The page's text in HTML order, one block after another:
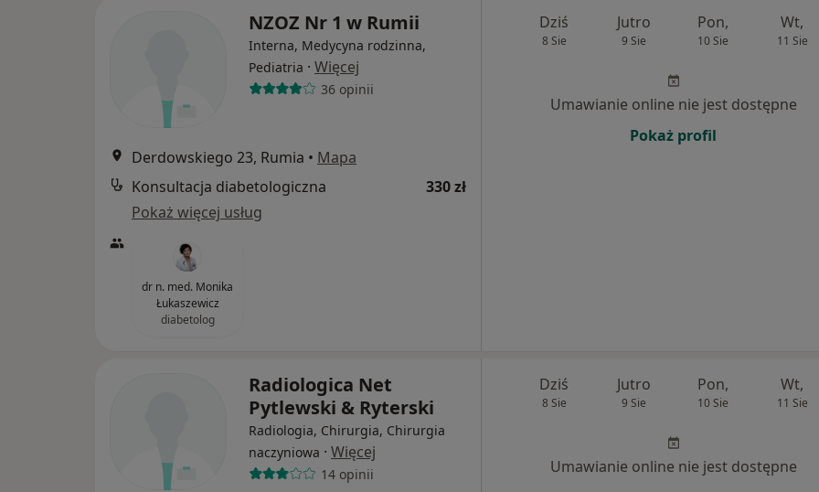
NZOZ Nr 1 w Rumii
Interna, Medycyna rodzinna,
Pediatria · Więcej
36 opinii
Derdowskiego 23, Rumia • Mapa
Konsultacja diabetologiczna
330 zł
Pokaż więcej usług
dr n. med. Monika
Łukaszewicz
diabetolog
Dziś
8 Sie
Jutro
9 Sie
Pon,
10 Sie
Wt,
11 Sie
Umawianie online nie jest dostępne
Pokaż profil
Radiologica Net
Pytlewski & Ryterski
Radiologia, Chirurgia, Chirurgia
naczyniowa · Więcej
14 opinii
Dziś
8 Sie
Jutro
9 Sie
Pon,
10 Sie
Wt,
11 Sie
Umawianie online nie jest dostępne